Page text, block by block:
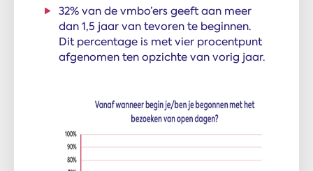
32% van de vmbo’ers geeft aan meer
dan 1,5 jaar van tevoren te beginnen.
Dit percentage is met vier procentpunt
afgenomen ten opzichte van vorig jaar.